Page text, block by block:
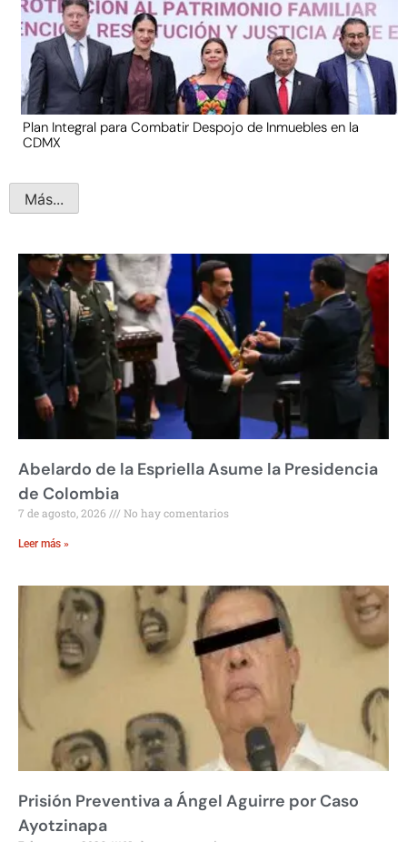
Plan Integral para Combatir Despojo de Inmuebles en la
CDMX
Más...
Abelardo de la Espriella Asume la Presidencia
de Colombia
7 de agosto, 2026 No hay comentarios
Leer más »
Prisión Preventiva a Ángel Aguirre por Caso
Ayotzinapa